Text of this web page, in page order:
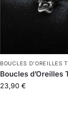
BOUCLES D'OREILLES
Boucles d’Oreilles
23,90€